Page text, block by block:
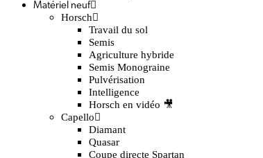
Matériel neuf
Horsch
Travail du sol
Semis
Agriculture hybride
Semis Monograine
Pulvérisation
Intelligence
Horsch en vidéo 🎥
Capello
Diamant
Quasar
Coupe directe Spartan